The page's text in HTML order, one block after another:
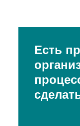
Есть